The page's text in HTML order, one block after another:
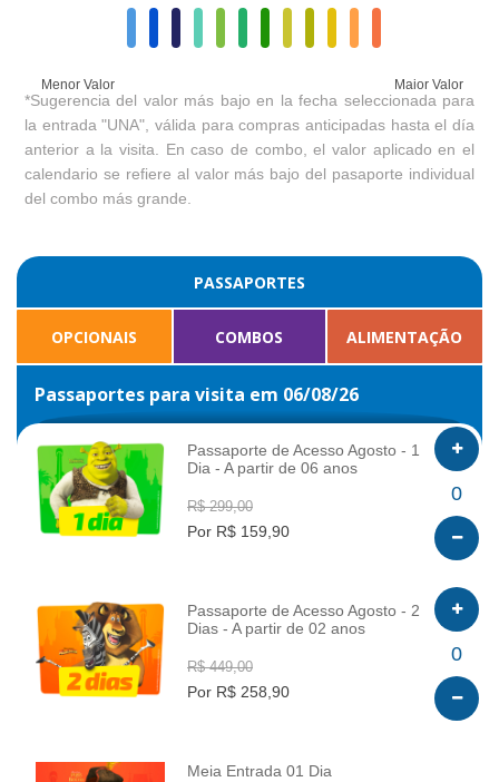
Menor Valor Maior Valor
*Sugerencia del valor más bajo en la fecha seleccionada para
la entrada "UNA", válida para compras anticipadas hasta el día
anterior a la visita. En caso de combo, el valor aplicado en el
calendario se refiere al valor más bajo del pasaporte individual
del combo más grande.
PASSAPORTES
OPCIONAIS COMBOS ALIMENTAÇÃO
Passaportes para visita em 06/08/26
INFO
Passaporte de Acesso Agosto - 1
Dia - A partir de 06 anos
R$ 299,00
Por R$ 159,90
0
INFO
Passaporte de Acesso Agosto - 2
Dias - A partir de 02 anos
R$ 449,00
Por R$ 258,90
0
Meia Entrada 01 Dia